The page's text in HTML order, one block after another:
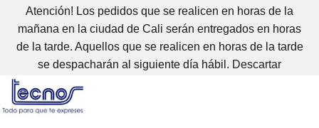
Atención! Los pedidos que se realicen en horas de la
mañana en la ciudad de Cali serán entregados en horas
de la tarde. Aquellos que se realicen en horas de la tarde
se despacharán al siguiente día hábil. Descartar